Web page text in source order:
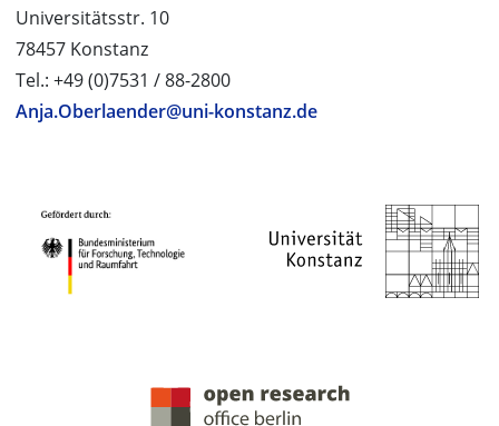
Universitätsstr. 10
78457 Konstanz
Tel.: +49 (0)7531 / 88-2800
Anja.Oberlaender@uni-konstanz.de